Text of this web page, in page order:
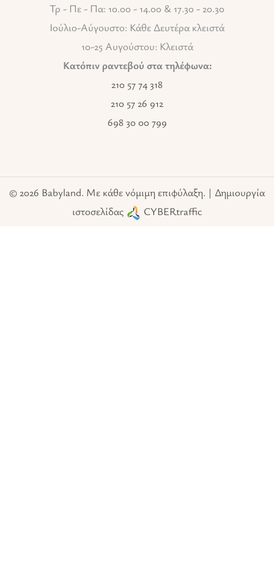
Τρ - Πε - Πα: 10.00 - 14.00 & 17.30 - 20.30
Ιούλιο-Αύγουστο: Κάθε Δευτέρα κλειστά
10-25 Αυγούστου: Κλειστά
Κατόπιν ραντεβού στα τηλέφωνα:
210 57 74 318
210 57 26 912
698 30 00 799
© 2026 Babyland. Με κάθε νόμιμη επιφύλαξη. | Δημιουργία
ιστοσελίδας
CYBERtraffic